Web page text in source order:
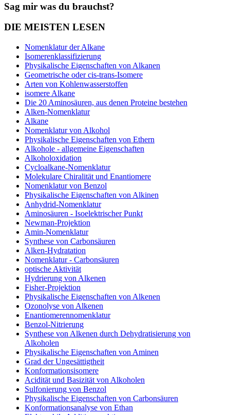
Sag mir was du brauchst?
DIE MEISTEN LESEN
Nomenklatur der Alkane
Isomerenklassifizierung
Physikalische Eigenschaften von Alkanen
Geometrische oder cis-trans-Isomere
Arten von Kohlenwasserstoffen
isomere Alkane
Die 20 Aminosäuren, aus denen Proteine bestehen
Alken-Nomenklatur
Alkane
Nomenklatur von Alkohol
Physikalische Eigenschaften von Ethern
Alkohole - allgemeine Eigenschaften
Alkoholoxidation
Cycloalkane-Nomenklatur
Molekulare Chiralität und Enantiomere
Nomenklatur von Benzol
Physikalische Eigenschaften von Alkinen
Anhydrid-Nomenklatur
Aminosäuren - Isoelektrischer Punkt
Newman-Projektion
Amin-Nomenklatur
Synthese von Carbonsäuren
Alken-Hydratation
Nomenklatur - Carbonsäuren
optische Aktivität
Hydrierung von Alkenen
Fisher-Projektion
Physikalische Eigenschaften von Alkenen
Ozonolyse von Alkenen
Enantiomerennomenklatur
Benzol-Nitrierung
Synthese von Alkenen durch Dehydratisierung von
Alkoholen
Physikalische Eigenschaften von Aminen
Grad der Ungesättigtheit
Konformationsisomere
Acidität und Basizität von Alkoholen
Sulfonierung von Benzol
Physikalische Eigenschaften von Carbonsäuren
Konformationsanalyse von Ethan